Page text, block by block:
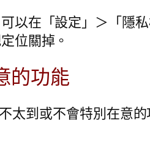
以在「設定」＞「隱
位關掉。
的功能
太到或不會特別在意